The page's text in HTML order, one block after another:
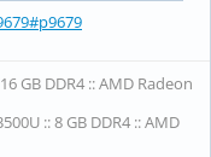
GB DDR4 :: AMD Radeon
:: 8 GB DDR4 :: AMD